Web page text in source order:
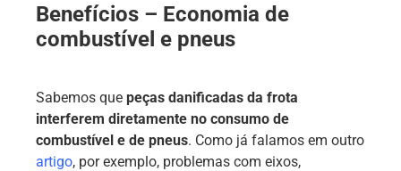
Benefícios – Economia de
combustível e pneus
Sabemos que peças danificadas da frota
interferem diretamente no consumo de
combustível e de pneus. Como já falamos em outro
artigo, por exemplo, problemas com eixos,